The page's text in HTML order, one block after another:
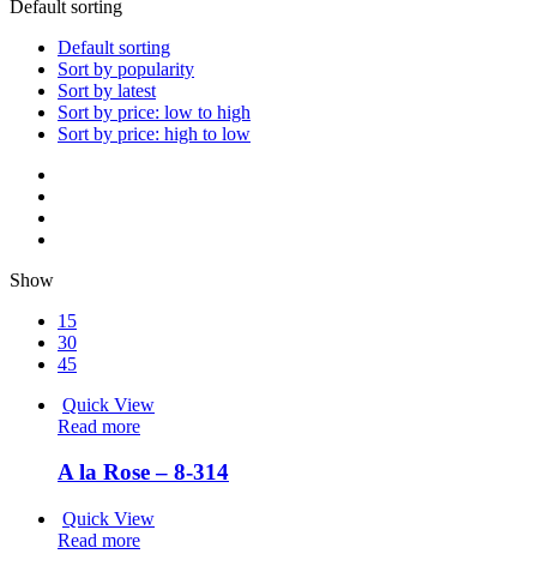
Default sorting
Default sorting
Sort by popularity
Sort by latest
Sort by price: low to high
Sort by price: high to low
Show
15
30
45
Quick View
Read more
A la Rose – 8-314
Quick View
Read more